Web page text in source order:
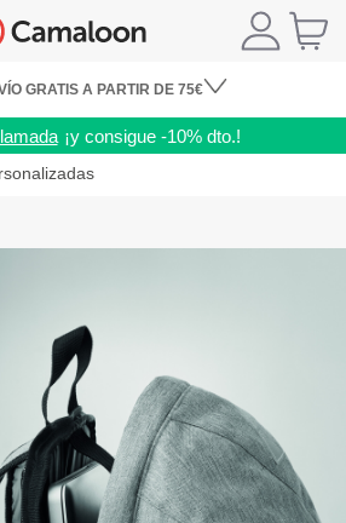
GRATIS A PARTIR DE 75€
¡y consigue -10% dto.!